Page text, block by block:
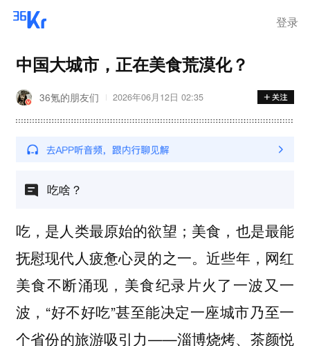
登录
中国大城市，正在美食荒漠化？
36氪的朋友们 2026年06月12日 02:35
吃啥？
吃，是人类最原始的欲望；美食，也是最能
抚慰现代人疲惫心灵的之一。近些年，网红
美食不断涌现，美食纪录片火了一波又一
波，“好不好吃”甚至能决定一座城市乃至一
个省份的旅游吸引力——淄博烧烤、茶颜悦